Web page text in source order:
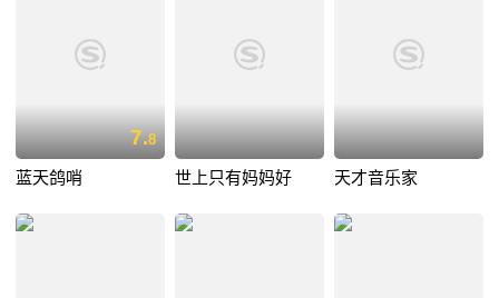
7.8
蓝天鸽哨 世上只有妈妈好 天才音乐家